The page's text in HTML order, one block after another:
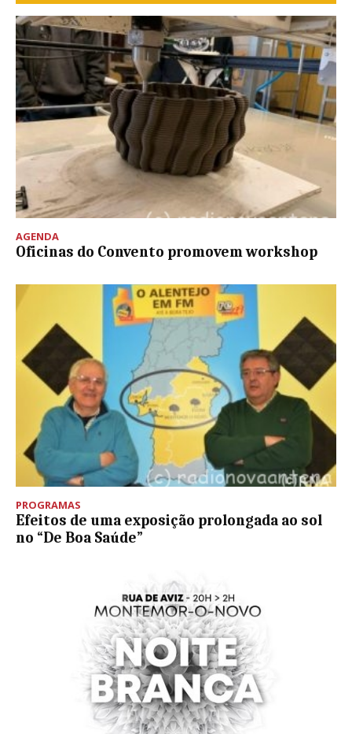
AGENDA
Oficinas do Convento promovem workshop
PROGRAMAS
Efeitos de uma exposição prolongada ao sol
no “De Boa Saúde”